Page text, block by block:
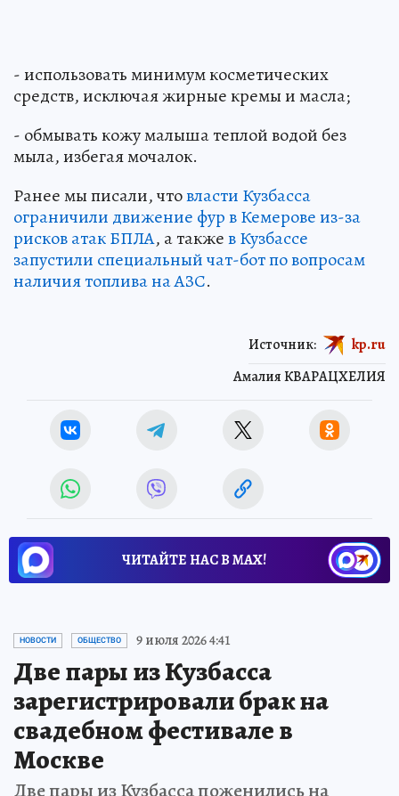
- использовать минимум косметических
средств, исключая жирные кремы и масла;
- обмывать кожу малыша теплой водой без
мыла, избегая мочалок.
Ранее мы писали, чтовласти Кузбасса
ограничили движение фур в Кемерове из-за
рисков атак БПЛА, а такжев Кузбассе
запустили специальный чат-бот по вопросам
наличия топлива на АЗС.
Амалия КВАРАЦХЕЛИЯ
Источник: kp.ru
ЧИТАЙТЕ НАС В МАХ!
НОВОСТИ ОБЩЕСТВО 9 июля 2026 4:41
Две пары из Кузбасса
зарегистрировали брак на
свадебном фестивале в
Москве